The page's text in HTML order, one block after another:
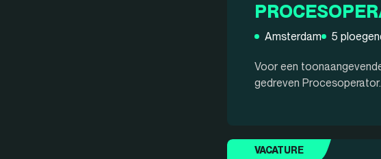
Amsterdam 5
Voor een
gedreven
VACATURE